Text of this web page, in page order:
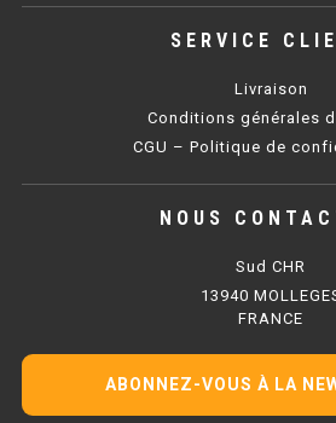
SALADETTE COMPACTE
SALADETTE 800 VITRÉE
SERVICE
Livraison
Conditions générales
CGU – Politique de
NOUS
Sud CHR
13940
FRANCE
ABONNEZ-VOUS À LA